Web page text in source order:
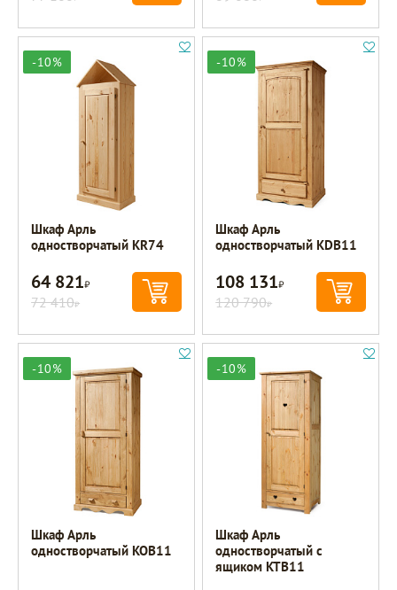
-10%
Шкаф Арль
одностворчатый KR74
64 821Р
72 410Р
-10%
Шкаф Арль
одностворчатый KDB11
108 131Р
120 790Р
-10%
Шкаф Арль
одностворчатый KOB11
-10%
Шкаф Арль
одностворчатый с
ящиком KTB11